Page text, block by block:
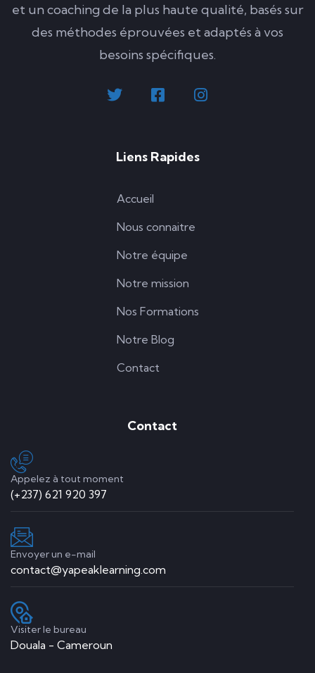
et un coaching de la plus haute qualité, basés sur
des méthodes éprouvées et adaptés à vos
besoins spécifiques.
Liens Rapides
Accueil
Nous connaitre
Notre équipe
Notre mission
Nos Formations
Notre Blog
Contact
Contact
Appelez à tout moment
(+237) 621 920 397
Envoyer un e-mail
contact@yapeaklearning.com
Visiter le bureau
Douala - Cameroun